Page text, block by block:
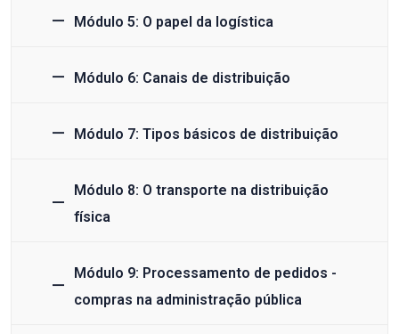
Módulo 5: O papel da logística
Módulo 6: Canais de distribuição
Módulo 7: Tipos básicos de distribuição
Módulo 8: O transporte na distribuição
física
Módulo 9: Processamento de pedidos -
compras na administração pública